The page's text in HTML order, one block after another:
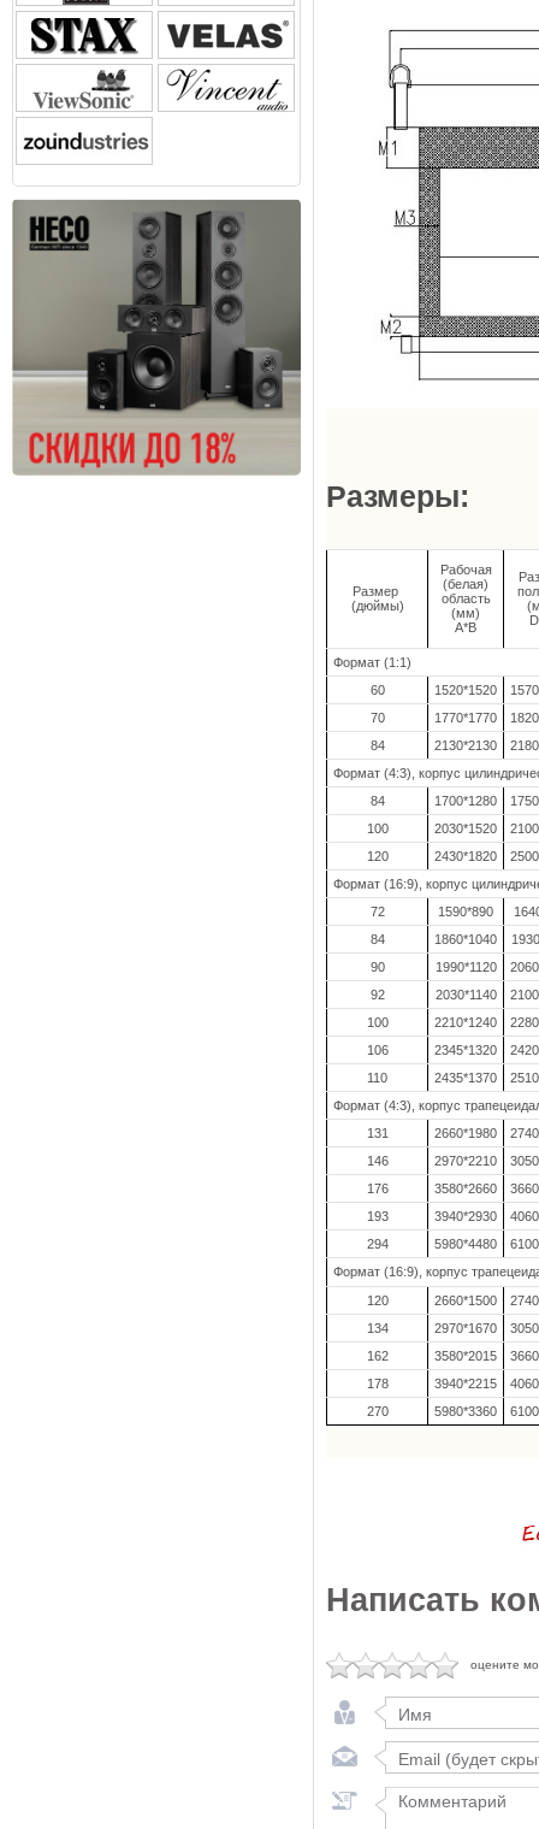
Размеры:
Размер
(дюймы)
Рабочая
(белая)
область
(мм)
A*B
Формат (1:1)
60
1520*1520
70
1770*1770
84
2130*2130
Формат (4:3), корпус
84
1700*1280
100
2030*1520
120
2430*1820
Формат (16:9), корпус
72
1590*890
84
1860*1040
90
1990*1120
92
2030*1140
100
2210*1240
106
2345*1320
110
2435*1370
Формат (4:3), корпус
131
2660*1980
146
2970*2210
176
3580*2660
193
3940*2930
294
5980*4480
Формат (16:9), корпус
120
2660*1500
134
2970*1670
162
3580*2015
178
3940*2215
270
5980*3360
Написать
оцените